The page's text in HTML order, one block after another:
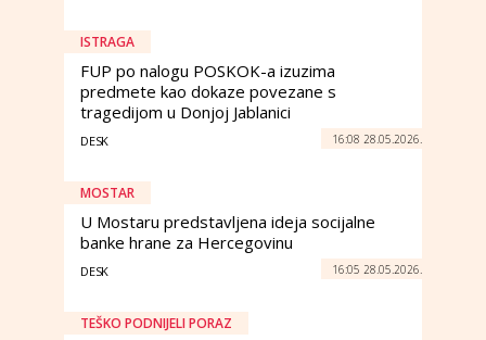
ISTRAGA
FUP po nalogu POSKOK-a izuzima
predmete kao dokaze povezane s
tragedijom u Donjoj Jablanici
DESK 16:08 28.05.2026.
MOSTAR
U Mostaru predstavljena ideja socijalne
banke hrane za Hercegovinu
DESK 16:05 28.05.2026.
TEŠKO PODNIJELI PORAZ